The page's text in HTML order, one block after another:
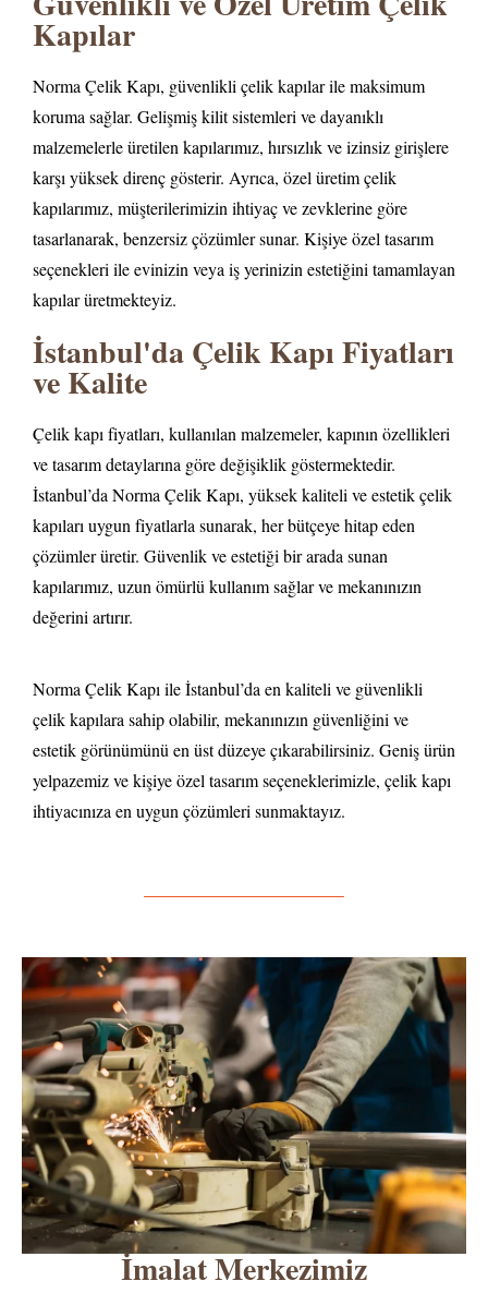
Kapılar
Norma Çelik Kapı, güvenlikli çelik kapılar ile maksimum
koruma sağlar. Gelişmiş kilit sistemleri ve dayanıklı
malzemelerle üretilen kapılarımız, hırsızlık ve izinsiz girişlere
karşı yüksek direnç gösterir. Ayrıca, özel üretim çelik
kapılarımız, müşterilerimizin ihtiyaç ve zevklerine göre
tasarlanarak, benzersiz çözümler sunar. Kişiye özel tasarım
seçenekleri ile evinizin veya iş yerinizin estetiğini tamamlayan
kapılar üretmekteyiz.
İstanbul'da Çelik Kapı Fiyatları
ve Kalite
Çelik kapı fiyatları, kullanılan malzemeler, kapının özellikleri
ve tasarım detaylarına göre değişiklik göstermektedir.
İstanbul’da Norma Çelik Kapı, yüksek kaliteli ve estetik çelik
kapıları uygun fiyatlarla sunarak, her bütçeye hitap eden
çözümler üretir. Güvenlik ve estetiği bir arada sunan
kapılarımız, uzun ömürlü kullanım sağlar ve mekanınızın
değerini artırır.
Norma Çelik Kapı ile İstanbul’da en kaliteli ve güvenlikli
çelik kapılara sahip olabilir, mekanınızın güvenliğini ve
estetik görünümünü en üst düzeye çıkarabilirsiniz. Geniş ürün
yelpazemiz ve kişiye özel tasarım seçeneklerimizle, çelik kapı
ihtiyacınıza en uygun çözümleri sunmaktayız.
İmalat Merkezimiz